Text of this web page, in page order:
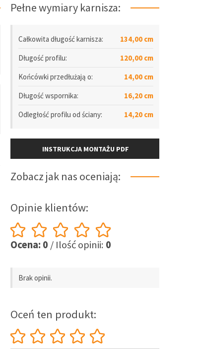
Pełne wymiary karnisza:
Całkowita długość karnisza:
134,00 cm
Długośćprofilu:
120,00 cm
Końcówki przedłużają o:
14,00 cm
Długość wspornika:
16,20 cm
Odległośćprofilu od ściany: 14,20 cm
INSTRUKCJA MONTAŻU PDF
Zobacz jak nas oceniają:
Opinie klientów:
Ocena: 0 / Ilość opinii: 0
Brak opinii.
Oceń ten produkt: